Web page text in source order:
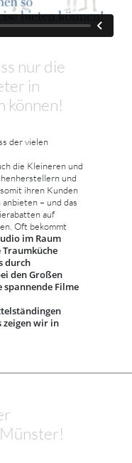
nur die
in
können!
der vielen
die Kleineren und
und
ihren Kunden
– und das
auf
Oft bekommt
im Raum
durch
den Großen
spannende Filme
zeigen wir in